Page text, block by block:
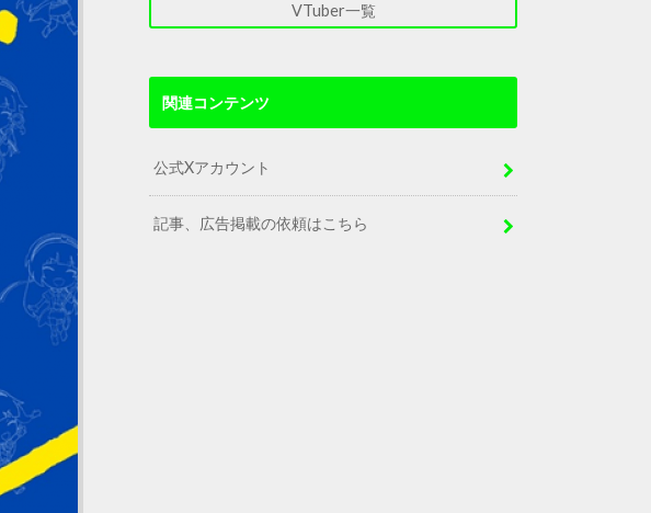
VTuber一覧
関連コンテンツ
公式Xアカウント
記事、広告掲載の依頼はこちら